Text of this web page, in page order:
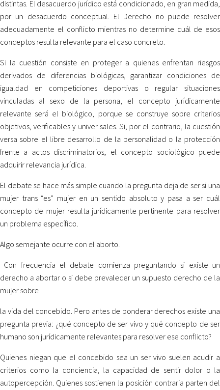
distintas. El desacuerdo jurídico está condicionado, en gran medida,
por un desacuerdo conceptual. El Derecho no puede resolver
adecuadamente el conflicto mientras no determine cuál de esos
conceptos resulta relevante para el caso concreto.
Si la cuestión consiste en proteger a quienes enfrentan riesgos
derivados de diferencias biológicas, garantizar condiciones de
igualdad en competiciones deportivas o regular situaciones
vinculadas al sexo de la persona, el concepto jurídicamente
relevante será el biológico, porque se construye sobre criterios
objetivos, verificables y univer sales. Si, por el contrario, la cuestión
versa sobre el libre desarrollo de la personalidad o la protección
frente a actos discriminatorios, el concepto sociológico puede
adquirir relevancia jurídica.
El debate se hace más simple cuando la pregunta deja de ser si una
mujer trans “es” mujer en un sentido absoluto y pasa a ser cuál
concepto de mujer resulta jurídicamente pertinente para resolver
un problema específico.
Algo semejante ocurre con el aborto.
Con frecuencia el debate comienza preguntando si existe un
derecho a abortar o si debe prevalecer un supuesto derecho de la
mujer sobre
la vida del concebido. Pero antes de ponderar derechos existe una
pregunta previa: ¿qué concepto de ser vivo y qué concepto de ser
humano son jurídicamente relevantes para resolver ese conflicto?
Quienes niegan que el concebido sea un ser vivo suelen acudir a
criterios como la conciencia, la capacidad de sentir dolor o la
autopercepción. Quienes sostienen la posición contraria parten del